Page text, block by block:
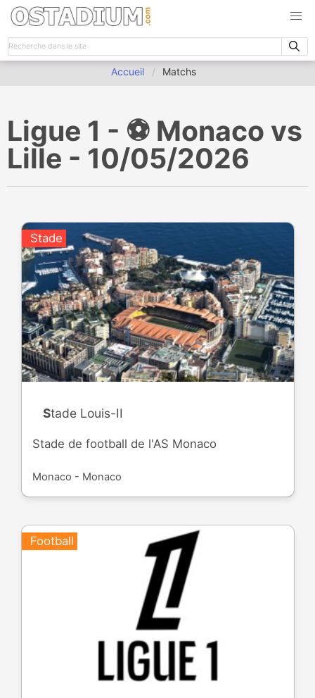
Accueil Matchs
Ligue 1 - ⚽️ Monaco vs
Lille - 10/05/2026
Stade
Stade Louis-II
Stade de football de l'AS Monaco
Monaco - Monaco
Football